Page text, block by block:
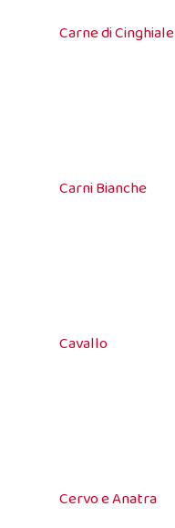
Carne di Cinghiale
Carni Bianche
Cavallo
Cervo e Anatra